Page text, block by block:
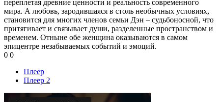
переплетая древние ценности и реальность современного
мира. А любовь, зародившаяся в столь необычных условиях,
становится для многих членов семьи Дэн – судьбоносной, что
притягивает и связывает души, разделенные пространством и
временем. Отныне обе женщина оказываются в самом
эпицентре незабываемых событий и эмоций.
0 0
Плеер
Плеер 2